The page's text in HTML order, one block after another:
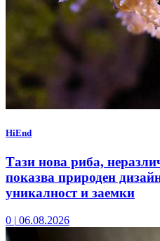
HiEnd
Тази нова риба,
показва природен
уникалност и заемки
0 | 06.08.2026